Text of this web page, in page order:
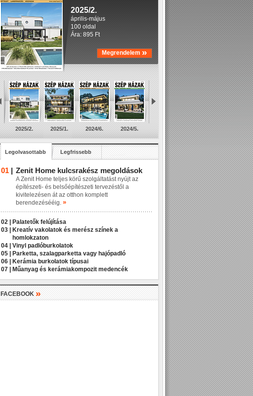
2025/2.
április-május
100 oldal
Ára: 895 Ft
Megrendelem »
2025/2. 2025/1. 2024/6. 2024/5.
Legolvasottabb Legfrissebb
01 | Zenit Home kulcsrakész megoldások
A Zenit Home teljes körű szolgáltatást nyújt az
építészeti- és belsőépítészeti tervezéstől a
kivitelezésen át az otthon komplett
berendezésééig. »
02 |
Palatetők felújítása
03 |
Kreatív vakolatok és merész színek a
homlokzaton
04 |
Vinyl padlóburkolatok
05 |
Parketta, szalagparketta vagy hajópadló
06 |
Kerámia burkolatok típusai
07 |
Műanyag és kerámiakompozit medencék
FACEBOOK»